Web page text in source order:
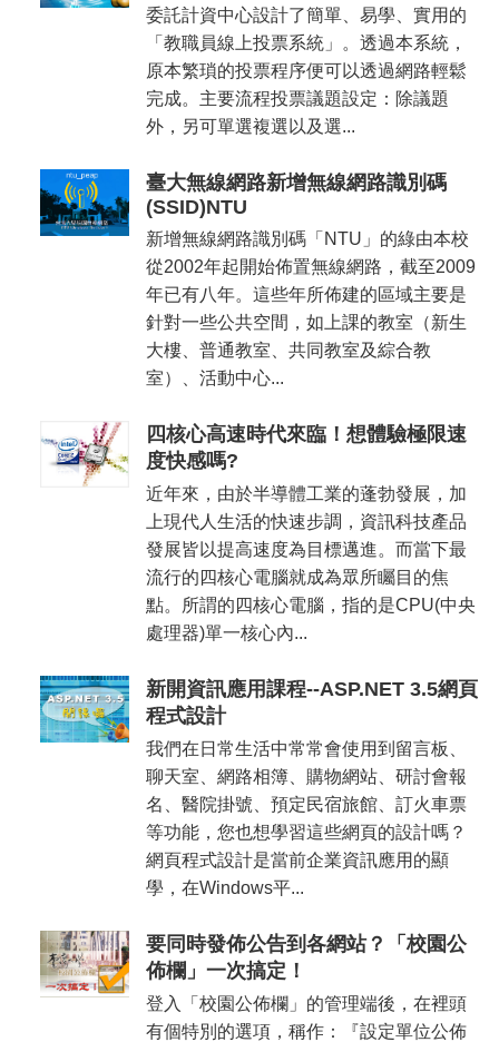
委託計資中心設計了簡單、易學、實用的
「教職員線上投票系統」。透過本系統，
原本繁瑣的投票程序便可以透過網路輕鬆
完成。主要流程投票議題設定：除議題
外，另可單選複選以及選...
臺大無線網路新增無線網路識別碼
(SSID)NTU
新增無線網路識別碼「NTU」的綠由本校
從2002年起開始佈置無線網路，截至2009
年已有八年。這些年所佈建的區域主要是
針對一些公共空間，如上課的教室（新生
大樓、普通教室、共同教室及綜合教
室）、活動中心...
四核心高速時代來臨！想體驗極限速
度快感嗎?
近年來，由於半導體工業的蓬勃發展，加
上現代人生活的快速步調，資訊科技產品
發展皆以提高速度為目標邁進。而當下最
流行的四核心電腦就成為眾所矚目的焦
點。所謂的四核心電腦，指的是CPU(中央
處理器)單一核心內...
新開資訊應用課程--ASP.NET 3.5網頁
程式設計
我們在日常生活中常常會使用到留言板、
聊天室、網路相簿、購物網站、研討會報
名、醫院掛號、預定民宿旅館、訂火車票
等功能，您也想學習這些網頁的設計嗎？
網頁程式設計是當前企業資訊應用的顯
學，在Windows平...
要同時發佈公告到各網站？「校園公
佈欄」一次搞定！
登入「校園公佈欄」的管理端後，在裡頭
有個特別的選項，稱作：『設定單位公佈